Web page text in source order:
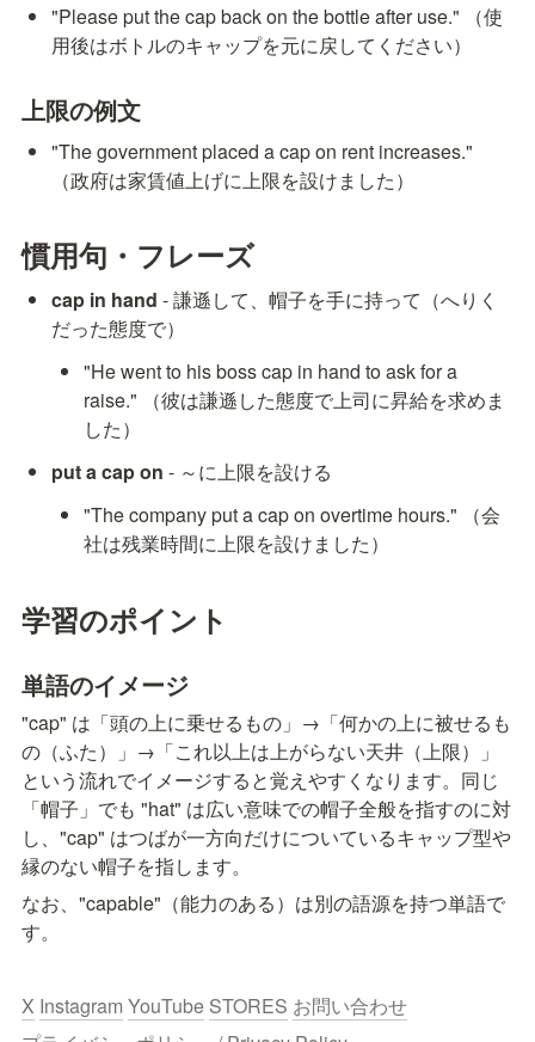
"Please put the cap back on the bottle after use." （使
用後はボトルのキャップを元に戻してください）
上限の例文
"The government placed a cap on rent increases."
（政府は家賃値上げに上限を設けました）
慣用句・フレーズ
cap in hand - 謙遜して、帽子を手に持って（へりく
だった態度で）
"He went to his boss cap in hand to ask for a
raise." （彼は謙遜した態度で上司に昇給を求めま
した）
put a cap on - ～に上限を設ける
"The company put a cap on overtime hours." （会
社は残業時間に上限を設けました）
学習のポイント
単語のイメージ
"cap" は「頭の上に乗せるもの」→「何かの上に被せるも
の（ふた）」→「これ以上は上がらない天井（上限）」
という流れでイメージすると覚えやすくなります。同じ
「帽子」でも "hat" は広い意味での帽子全般を指すのに対
し、"cap" はつばが一方向だけについているキャップ型や
縁のない帽子を指します。
なお、"capable"（能力のある）は別の語源を持つ単語で
す。
X Instagram YouTube STORES お問い合わせ